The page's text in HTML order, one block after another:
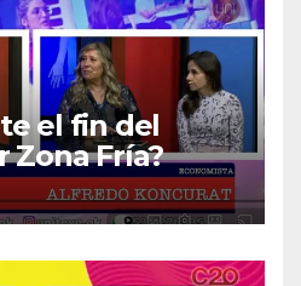
el fin del
Zona Fría?